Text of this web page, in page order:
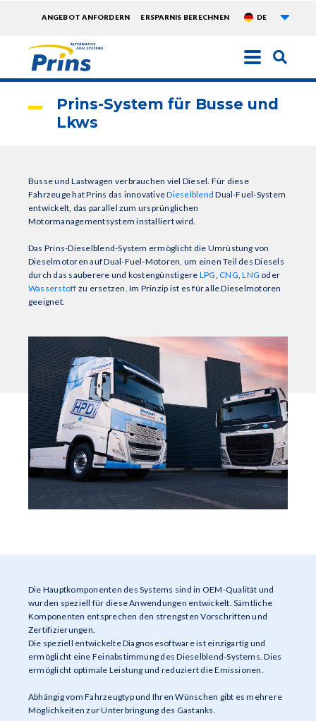
TOPMENU
ANGEBOT ANFORDERN ERSPARNIS BERECHNEN DE
Prins-System für Busse und
Lkws
Busse und Lastwagen verbrauchen viel Diesel. Für diese
Fahrzeuge hat Prins das innovativeDieselblend Dual-Fuel-System
entwickelt, das parallel zum ursprünglichen
Motormanagementsystem installiert wird.
Das Prins-Dieselblend-System ermöglicht die Umrüstung von
Dieselmotoren auf Dual-Fuel-Motoren, um einen Teil des Diesels
durch das sauberere und kostengünstigere LPG,CNG,LNG oder
Wasserstoff zu ersetzen. Im Prinzip ist es für alle Dieselmotoren
geeignet.
Die Hauptkomponenten des Systems sind in OEM-Qualität und
wurden speziell für diese Anwendungen entwickelt. Sämtliche
Komponenten entsprechen den strengsten Vorschriften und
Zertifizierungen.
Die speziell entwickelte Diagnosesoftware ist einzigartig und
ermöglicht eine Feinabstimmung des Dieselblend-Systems. Dies
ermöglicht optimale Leistung und reduziert die Emissionen.
Abhängig vom Fahrzeugtyp und Ihren Wünschen gibt es mehrere
Möglichkeiten zur Unterbringung des Gastanks.